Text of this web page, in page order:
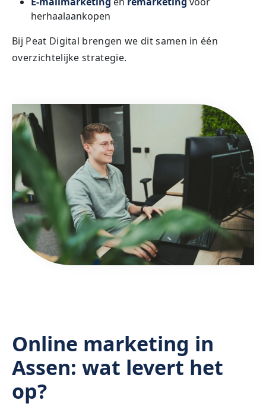
herhaalaankopen
Bij Peat Digital brengen we dit samen in één
overzichtelijke strategie.
Online marketing in
Assen: wat levert het
op?